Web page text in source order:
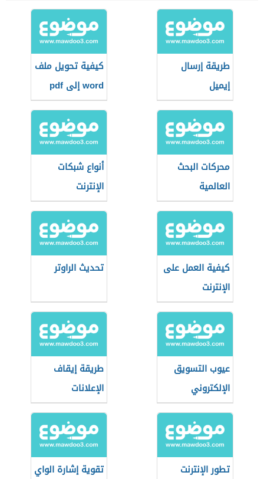
طريقة إرسال
إيميل
كيفية تحويل ملف
word إلى pdf
محركات البحث
العالمية
أنواع شبكات
الإنترنت
كيفية العمل على
الإنترنت
تحديث الراوتر
عيوب التسويق
الإلكتروني
طريقة إيقاف
الإعلانات
تطور الإنترنت
تقوية إشارة الواي